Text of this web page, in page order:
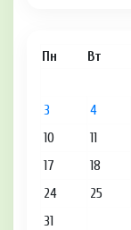
Пн Вт
3
4
10
11
17
18
24
25
31